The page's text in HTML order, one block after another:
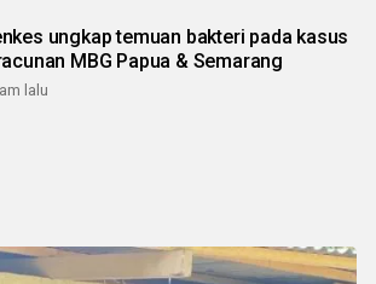
ungkap temuan bakteri pada kasus
MBG Papua & Semarang
lalu